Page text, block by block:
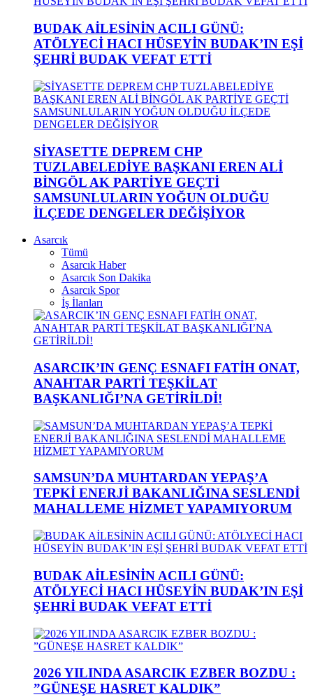
BUDAK AİLESİNİN ACILI GÜNÜ:
ATÖLYECİ HACI HÜSEYİN BUDAK’IN EŞİ
ŞEHRİ BUDAK VEFAT ETTİ
SİYASETTE DEPREM CHP
TUZLABELEDİYE BAŞKANI EREN ALİ
BİNGÖL AK PARTİYE GEÇTİ
SAMSUNLULARIN YOĞUN OLDUĞU
İLÇEDE DENGELER DEĞİŞİYOR
Asarcık
Tümü
Asarcık Haber
Asarcık Son Dakika
Asarcık Spor
İş İlanları
ASARCIK’IN GENÇ ESNAFI FATİH ONAT,
ANAHTAR PARTİ TEŞKİLAT
BAŞKANLIĞI’NA GETİRİLDİ!
SAMSUN’DA MUHTARDAN YEPAŞ’A
TEPKİ ENERJİ BAKANLIĞINA SESLENDİ
MAHALLEME HİZMET YAPAMIYORUM
BUDAK AİLESİNİN ACILI GÜNÜ:
ATÖLYECİ HACI HÜSEYİN BUDAK’IN EŞİ
ŞEHRİ BUDAK VEFAT ETTİ
2026 YILINDA ASARCIK EZBER BOZDU :
”GÜNEŞE HASRET KALDIK”